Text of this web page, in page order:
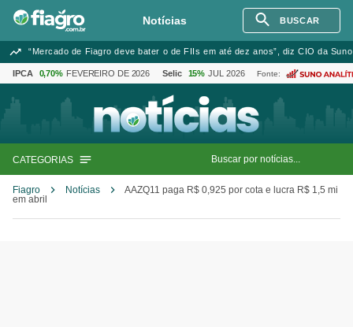
Notícias BUSCAR
“Mercado de Fiagro deve bater o de FIIs em até dez anos”, diz CIO da
IPCA 0,70% FEVEREIRO DE 2026 Selic 15% JUL 2026 Fonte:
CATEGORIAS
Fiagro Notícias
AAZQ11 paga R$ 0,925 por cota e lucra R$ 1,5 mi
em abril